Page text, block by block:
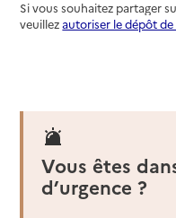
Si vous souhaitez partager
veuillezautoriser le dépôt de
Vous êtes
d’urgence ?